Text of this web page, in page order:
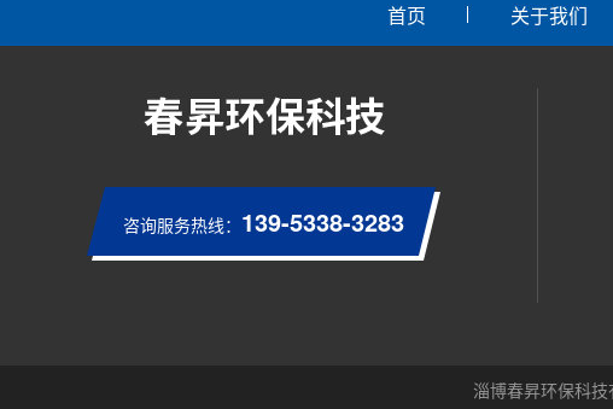
首页 关于我们
咨询服务热线： 139-5338-3283
淄博春昇环保科